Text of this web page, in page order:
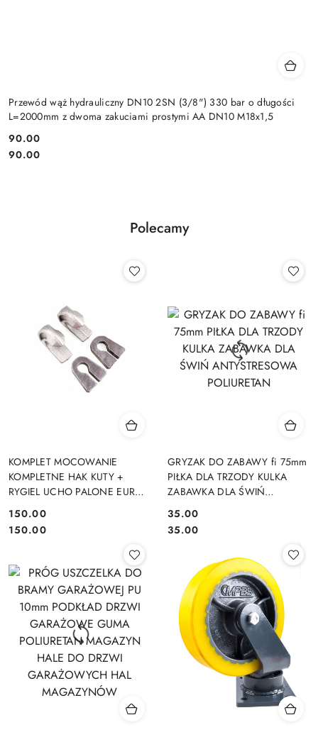
Przewód wąż hydrauliczny DN10 2SN (3/8") 330 bar o długości
L=2000mm z dwoma zakuciami prostymi AA DN10 M18x1,5
Cena:
90.00
Cena:
90.00
Polecamy
KOMPLET MOCOWANIE
KOMPLETNE HAK KUTY +
RYGIEL UCHO PALONE EURO
Cena:
150.00
Cena:
150.00
GRYZAK DO ZABAWY fi 75mm
PIŁKA DLA TRZODY KULKA
ZABAWKA DLA ŚWIŃ
Cena:
35.00
Cena:
35.00